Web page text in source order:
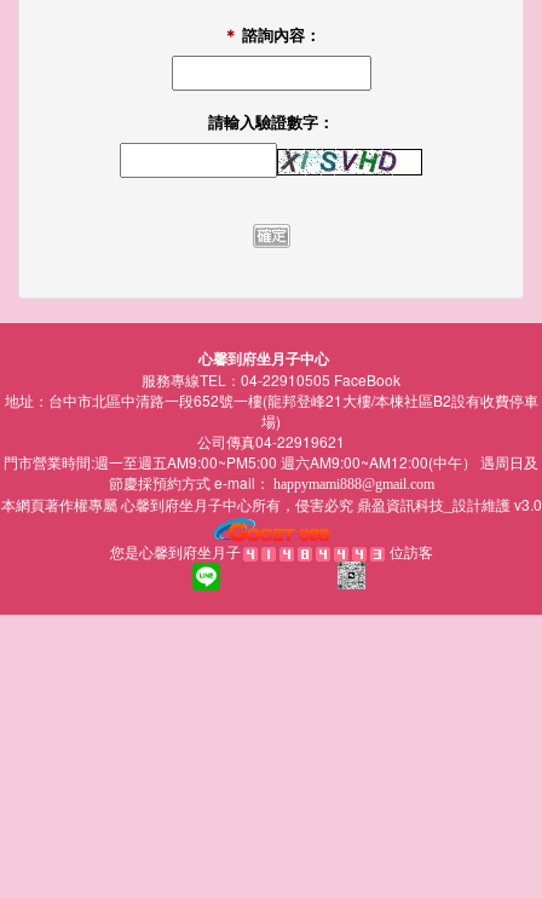
＊ 諮詢內容：
請輸入驗證數字：
心馨到府坐月子中心
服務專線TEL：04-22910505 FaceBook
地址：台中市北區中清路一段652號一樓(龍邦登峰21大樓/本棟社區B2設有收費停車
場)
公司傳真04-22919621
門市營業時間:週一至週五AM9:00~PM5:00 週六AM9:00~AM12:00(中午） 遇周日及
節慶採預約方式 e-mail： happymami888@gmail.com
本網頁著作權專屬心馨到府坐月子中心所有，侵害必究 鼎盈資訊科技_設計維護 v3.0
您是心馨到府坐月子 位訪客